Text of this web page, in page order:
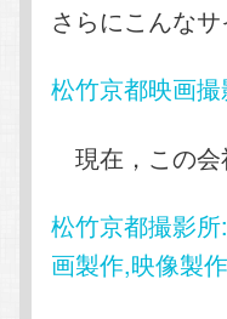
さらにこんなサ
松竹京都映画
現在，この会
松竹京都撮影
画製作,映像製